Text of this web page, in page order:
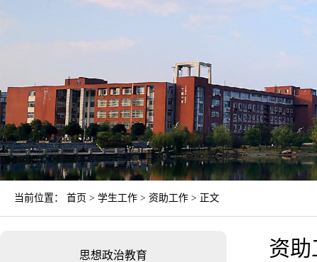
当前位置： 首页 > 学生工作 > 资助工作 > 正文
思想政治教育 资助